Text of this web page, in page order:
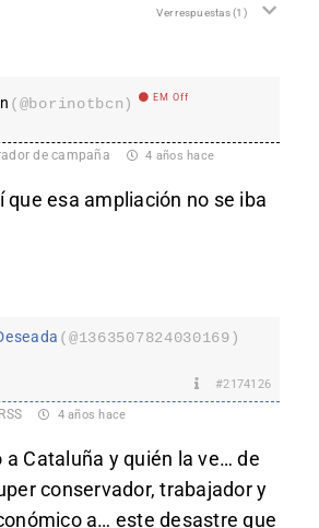
Ver respuestas(1)
(@borinotbcn) EM Off
de campaña 4 años hace
que esa ampliación no se iba
(@1363507824030169)
#2174126
4 años hace
a Cataluña y quién la ve… de
conservador, trabajador y
a… este desastre que